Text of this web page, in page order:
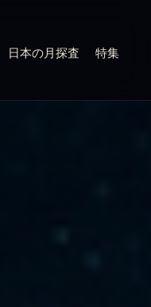
日本の月探査
特集